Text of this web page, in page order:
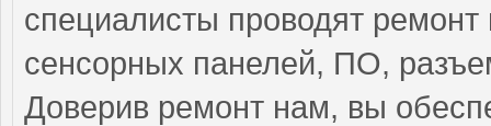
специалисты проводят
сенсорных панелей, ПО,
Доверив ремонт нам, вы